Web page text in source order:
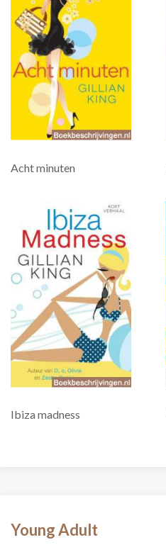
Acht minuten
Ibiza madness
Young Adult